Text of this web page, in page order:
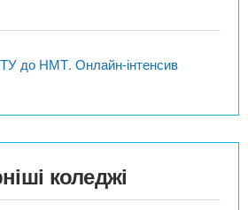
до НМТ. Онлайн-інтенсив
коледжі